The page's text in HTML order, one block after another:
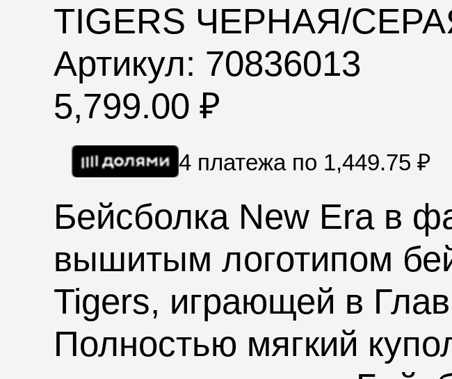
TIGERS ЧЕРНАЯ/
Артикул: 70836013
5,799.00₽
4 платежа по 1,449.75₽
Бейсболка New Eraв
вышитым логотипом
Tigers, играющей в
Полностью мягкий